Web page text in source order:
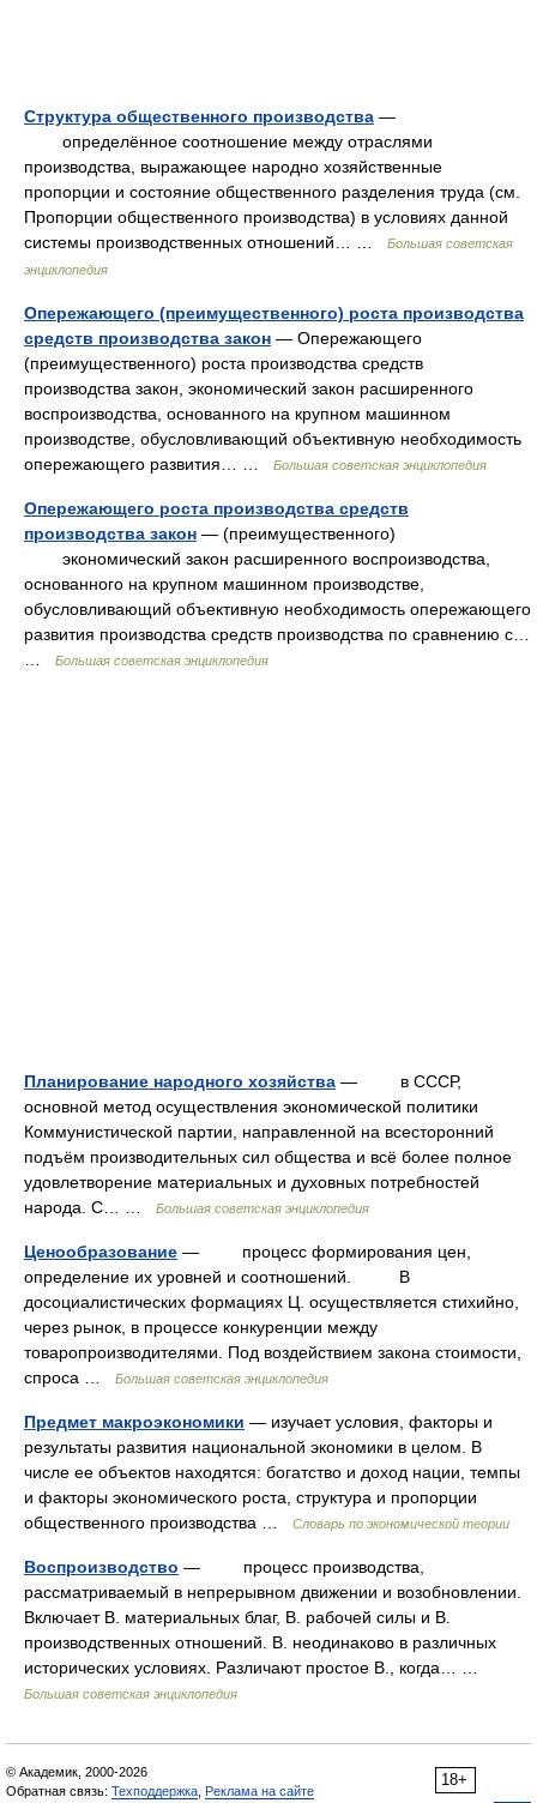
Структура общественного производства —
определённое соотношение между отраслями
производства, выражающее народно хозяйственные
пропорции и состояние общественного разделения труда (см.
Пропорции общественного производства) в условиях данной
системы производственных отношений… …
Большая советская
энциклопедия
Опережающего (преимущественного) роста производства
средств производства закон — Опережающего
(преимущественного) роста производства средств
производства закон, экономический закон расширенного
воспроизводства, основанного на крупном машинном
производстве, обусловливающий объективную необходимость
опережающего развития… …
Большая советская энциклопедия
Опережающего роста производства средств
производства закон — (преимущественного)
экономический закон расширенного воспроизводства,
основанного на крупном машинном производстве,
обусловливающий объективную необходимость опережающего
развития производства средств производства по сравнению с…
Большая советская энциклопедия
Планирование народного хозяйства — в СССР,
основной метод осуществления экономической политики
Коммунистической партии, направленной на всесторонний
подъём производительных сил общества и всё более полное
удовлетворение материальных и духовных потребностей
народа. С… …
Большая советская энциклопедия
Ценообразование — процесс формирования цен,
определение их уровней и соотношений. В
досоциалистических формациях Ц. осуществляется стихийно,
через рынок, в процессе конкуренции между
товаропроизводителями. Под воздействием закона стоимости,
спроса …
Большая советская энциклопедия
Предмет макроэкономики — изучает условия, факторы и
результаты развития национальной экономики в целом. В
числе ее объектов находятся: богатство и доход нации, темпы
и факторы экономического роста, структура и пропорции
общественного производства …
Словарь по экономической теории
Воспроизводство — процесс производства,
рассматриваемый в непрерывном движении и возобновлении.
Включает В. материальных благ, В. рабочей силы и В.
производственных отношений. В. неодинаково в различных
исторических условиях. Различают простое В., когда… …
Большая советская энциклопедия
18+
© Академик, 2000-2026
Обратная связь: Техподдержка Реклама на сайте